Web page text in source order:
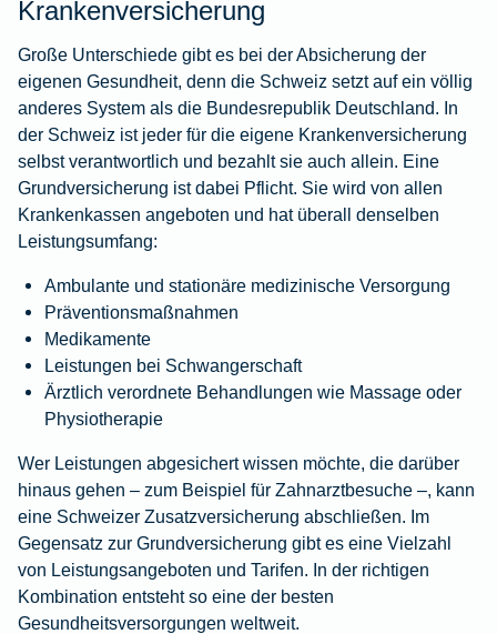
Krankenversicherung
Große Unterschiede gibt es bei der Absicherung der
eigenen Gesundheit, denn die Schweiz setzt auf ein völlig
anderes System als die Bundesrepublik Deutschland. In
der Schweiz ist jeder für die eigene Krankenversicherung
selbst verantwortlich und bezahlt sie auch allein. Eine
Grundversicherung ist dabei Pflicht. Sie wird von allen
Krankenkassen angeboten und hat überall denselben
Leistungsumfang:
Ambulante und stationäre medizinische Versorgung
Präventionsmaßnahmen
Medikamente
Leistungen bei Schwangerschaft
Ärztlich verordnete Behandlungen wie Massage oder
Physiotherapie
Wer Leistungen abgesichert wissen möchte, die darüber
hinaus gehen – zum Beispiel für Zahnarztbesuche –, kann
eine Schweizer Zusatzversicherung abschließen. Im
Gegensatz zur Grundversicherung gibt es eine Vielzahl
von Leistungsangeboten und Tarifen. In der richtigen
Kombination entsteht so eine der besten
Gesundheitsversorgungen weltweit.